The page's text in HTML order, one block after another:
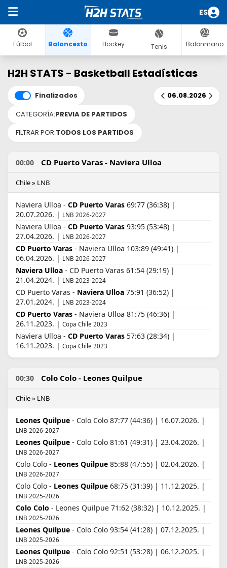
ES
Fútbol Baloncesto Hockey Tenis Balonmano
H2H STATS - Basketball Estadísticas
Finalizados
06.08.2026
CATEGORÍA:PREVIA DE PARTIDOS
FILTRAR POR:TODOS LOS PARTIDOS
00:00 CD Puerto Varas - Naviera Ulloa
Chile » LNB
Naviera Ulloa - CD Puerto Varas 69:77 (36:38) |
20.07.2026. | LNB 2026-2027
Naviera Ulloa - CD Puerto Varas 93:95 (53:48) |
27.04.2026. | LNB 2026-2027
CD Puerto Varas - Naviera Ulloa 103:89 (49:41) |
06.04.2026. | LNB 2026-2027
Naviera Ulloa - CD Puerto Varas 61:54 (29:19) |
21.04.2024. | LNB 2023-2024
CD Puerto Varas - Naviera Ulloa 75:91 (36:52) |
27.01.2024. | LNB 2023-2024
CD Puerto Varas - Naviera Ulloa 81:75 (46:36) |
26.11.2023. | Copa Chile 2023
Naviera Ulloa - CD Puerto Varas 57:63 (28:34) |
16.11.2023. | Copa Chile 2023
00:30 Colo Colo - Leones Quilpue
Chile » LNB
Leones Quilpue - Colo Colo 87:77 (44:36) | 16.07.2026. |
LNB 2026-2027
Leones Quilpue - Colo Colo 81:61 (49:31) | 23.04.2026. |
LNB 2026-2027
Colo Colo - Leones Quilpue 85:88 (47:55) | 02.04.2026. |
LNB 2026-2027
Colo Colo - Leones Quilpue 68:75 (31:39) | 11.12.2025. |
LNB 2025-2026
Colo Colo - Leones Quilpue 71:62 (38:32) | 10.12.2025. |
LNB 2025-2026
Leones Quilpue - Colo Colo 93:54 (41:28) | 07.12.2025. |
LNB 2025-2026
Leones Quilpue - Colo Colo 92:51 (53:28) | 06.12.2025. |
LNB 2025-2026